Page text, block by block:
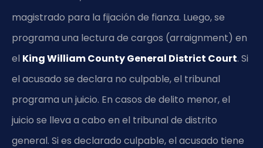
magistrado para la fijación de fianza. Luego, se
programa una lectura de cargos (arraignment) en
el King William County General District Court. Si
el acusado se declara no culpable, el tribunal
programa un juicio. En casos de delito menor, el
juicio se lleva a cabo en el tribunal de distrito
general. Si es declarado culpable, el acusado tiene